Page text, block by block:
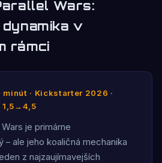
Wars:
v
rámci
minút · Kickstarter 2026 ·
1,5→4,5
je primárne
– ale jeho koaličná mechanika
z najzaujímavejších